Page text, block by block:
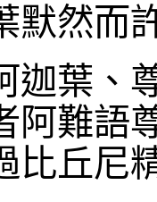
默然而
迦葉、
阿難語
比丘尼